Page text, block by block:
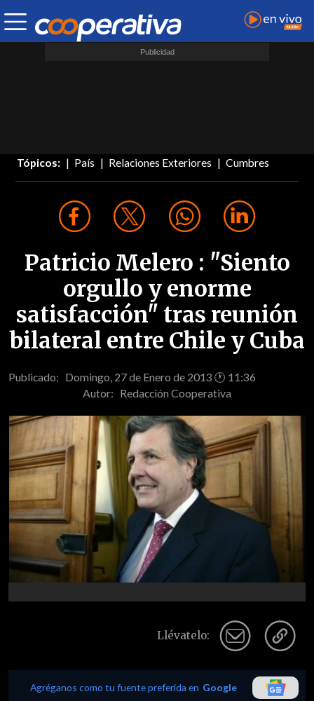
Tópicos: País Relaciones Exteriores Cumbres
Patricio Melero : "Siento
orgullo y enorme
satisfacción" tras reunión
bilateral entre Chile y Cuba
Publicado: Domingo, 27 de Enero de 2013 🕐 11:36
Autor: Redacción Cooperativa
Llévatelo:
Agréganos como tu fuente preferida en Google